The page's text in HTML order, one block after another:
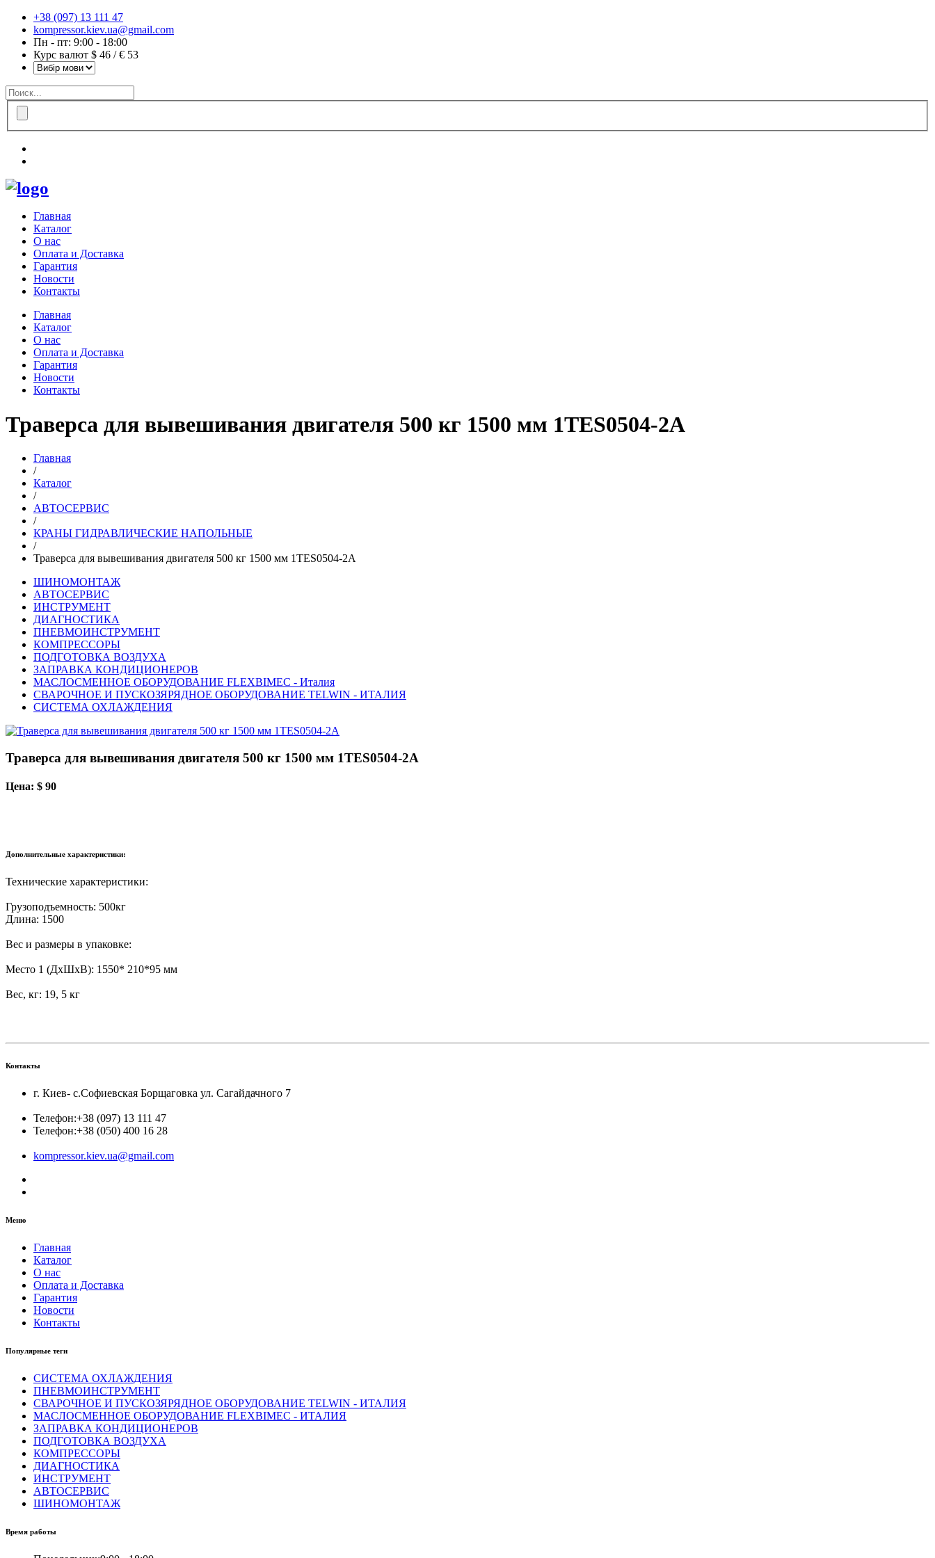
+38 (097) 13 111 47
kompressor.kiev.ua@gmail.com
Пн - пт: 9:00 - 18:00
Курс валют $ 46 / € 53
Главная
Каталог
О нас
Оплата и Доставка
Гарантия
Новости
Контакты
Главная
Каталог
О нас
Оплата и Доставка
Гарантия
Новости
Контакты
Траверса для вывешивания двигателя 500 кг 1500 мм 1TES0504-2A
Главная
/
Каталог
/
АВТОСЕРВИС
/
КРАНЫ ГИДРАВЛИЧЕСКИЕ НАПОЛЬНЫЕ
/
Траверса для вывешивания двигателя 500 кг 1500 мм 1TES0504-2A
ШИНОМОНТАЖ
АВТОСЕРВИС
ИНСТРУМЕНТ
ДИАГНОСТИКА
ПНЕВМОИНСТРУМЕНТ
КОМПРЕССОРЫ
ПОДГОТОВКА ВОЗДУХА
ЗАПРАВКА КОНДИЦИОНЕРОВ
МАСЛОСМЕННОЕ ОБОРУДОВАНИЕ FLEXBIMEC - Италия
СВАРОЧНОЕ И ПУСКОЗЯРЯДНОЕ ОБОРУДОВАНИЕ TELWIN - ИТАЛИЯ
СИСТЕМА ОХЛАЖДЕНИЯ
Траверса для вывешивания двигателя 500 кг 1500 мм 1TES0504-2A
Цена: $ 90
Дополнительные характеристики:
Технические характеристики:
Грузоподъемность: 500кг
Длина: 1500
Вес и размеры в упаковке:
Место 1 (ДхШхВ): 1550* 210*95 мм
Вес, кг: 19, 5 кг
Контакты
г. Киев- с.Софиевская Борщаговка ул. Сагайдачного 7
Телефон:+38 (097) 13 111 47
Телефон:+38 (050) 400 16 28
kompressor.kiev.ua@gmail.com
Меню
Главная
Каталог
О нас
Оплата и Доставка
Гарантия
Новости
Контакты
Популярные теги
СИСТЕМА ОХЛАЖДЕНИЯ
ПНЕВМОИНСТРУМЕНТ
СВАРОЧНОЕ И ПУСКОЗЯРЯДНОЕ ОБОРУДОВАНИЕ TELWIN - ИТАЛИЯ
МАСЛОСМЕННОЕ ОБОРУДОВАНИЕ FLEXBIMEC - ИТАЛИЯ
ЗАПРАВКА КОНДИЦИОНЕРОВ
ПОДГОТОВКА ВОЗДУХА
КОМПРЕССОРЫ
ДИАГНОСТИКА
ИНСТРУМЕНТ
АВТОСЕРВИС
ШИНОМОНТАЖ
Время работы